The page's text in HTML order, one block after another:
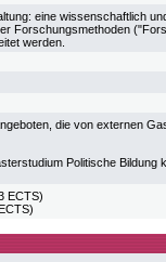
eine wissenschaftlich
Forschungsmethoden
werden.
die von externen
Politische Bildung
ECTS)